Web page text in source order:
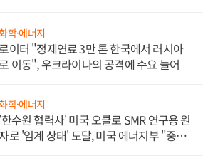
학·에너지
이터 "정제연료 3만 톤 한국에서 러시아
이동", 우크라이나의 공격에 수요 늘어
학·에너지
'한수원 협력사' 미국 오클로 SMR 연구용 원
로 '임계 상태' 도달, 미국 에너지부 "중요